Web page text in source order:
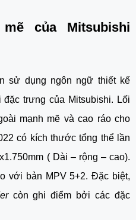
của Mitsubishi
sử dụng ngôn ngữ thiết kế
đặc trưng của Mitsubishi. Lối
mạnh mẽ và cao ráo cho
có kích thước tổng thể lần
( Dài – rộng – cao).
còn ghi điểm bởi các đặc